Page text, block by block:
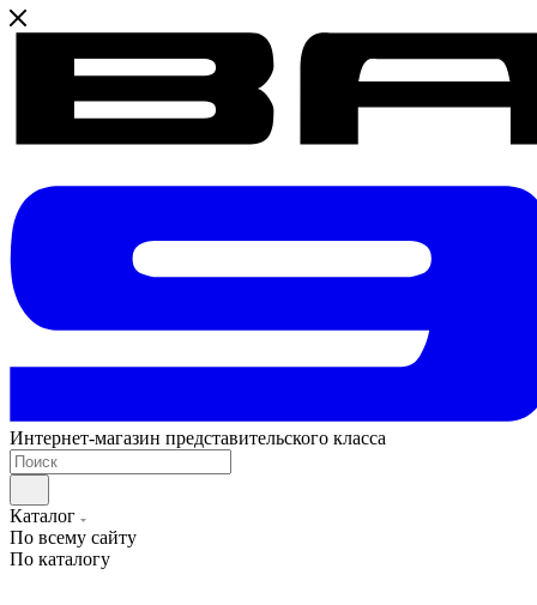
Интернет-магазин представительского класса
Каталог
По всему сайту
По каталогу